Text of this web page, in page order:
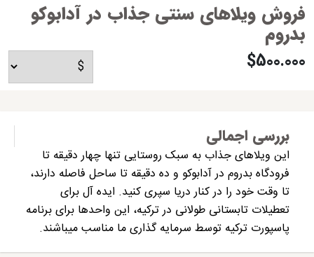
فروش ویلاهای سنتی جذاب در آدابوکو
بدروم
$500.000
بررسی اجمالی
این ویلاهای جذاب به سبک روستایی تنها چهار دقیقه تا
فرودگاه بدروم در آدابوکو و ده دقیقه تا ساحل فاصله دارند،
تا وقت خود را در کنار دریا سپری کنید. ایده آل برای
تعطیلات تابستانی طولانی در ترکیه، این واحدها برای برنامه
پاسپورت ترکیه توسط سرمایه گذاری ما مناسب میباشند.